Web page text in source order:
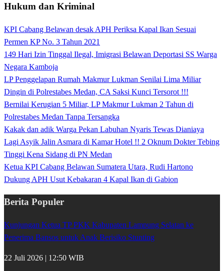
Hukum dan Kriminal
KPI Cabang Belawan desak APH Periksa Kapal Ikan Sesuai
Permen KP No. 3 Tahun 2021
149 Hari Izin Tinggal Ilegal, Imigrasi Belawan Deportasi SS Warga
Negara Kamboja
LP Penggelapan Rumah Makmur Lukman Senilai Lima Miliar
Dingin di Polrestabes Medan, CA Saksi Kunci Tersorot !!!
Bernilai Kerugian 5 Miliar, LP Makmur Lukman 2 Tahun di
Polrestabes Medan Tanpa Tersangka
Kakak dan adik Warga Pekan Labuhan Nyaris Tewas Dianiaya
Lagi Asyik Jalin Asmara di Kamar Hotel !! 2 Oknum Dokter Tebing
Tinggi Kena Sidang di PN Medan
Ketua KPI Cabang Belawan Sumatera Utara, Rudi Hartono
Dukung APH Usut Kebakaran 4 Kapal Ikan di Gabion
Berita Populer
Kunjungan Ketua TP PKK Kabupaten Lampung Selatan ke
Penerima Bansos untuk Anak Berisiko Stunting
22 Juli 2026 | 12:50 WIB